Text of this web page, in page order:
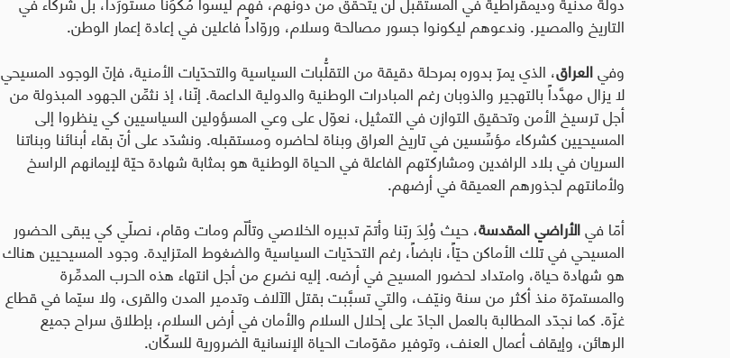
التاريخ والمصير. وندعوهمليكونوا جسور مصالحة وسلام، وروّاداً فاعلين في إعادة إعمار الوطن.
وفيالعراق، الذي يمرّ بدوره بمرحلة دقيقة من التقلُّبات السياسية والتحدّيات الأمنية، فإنّ الوجود المسيحي
لا يزال مهدَّداً بالتهجير والذوبان رغم المبادرات الوطنية والدولية الداعمة. إنّنا، إذ نثمِّن الجهود المبذولة من
أجل ترسيخ الأمن وتحقيق التوازن في التمثيل، نعوّل على وعي المسؤولين السياسيين كي ينظروا إلى
المسيحيين كشركاء مؤسِّسين في تاريخ العراق وبناة لحاضره ومستقبله. ونشدّد على أنّ بقاء أبنائنا وبناتنا
السريان في بلاد الرافدين ومشاركتهم الفاعلة في الحياة الوطنية هو بمثابة شهادة حيّة لإيمانهم الراسخ
ولأمانتهم لجذورهم العميقة في أرضهم.
أمّا فيالأراضي المقدسة، حيث وُلِدَ ربّنا وأتمّ تدبيره الخلاصي وتألّم ومات وقام، نصلّي كي يبقى الحضور
المسيحي في تلك الأماكن حيّاً، نابضاً، رغم التحدّيات السياسية والضغوط المتزايدة. وجود المسيحيين هناك
هو شهادة حياة، وامتداد لحضور المسيح في أرضه. إليه نضرع من أجل انتهاء هذه الحرب المدمِّرة
والمستمرّة منذ أكثر من سنة ونيّف، والتي تسبَّبت بقتل الآلاف وتدمير المدن والقرى، ولا سيّما في قطاع
غزّة. كما نجدّد المطالبة بالعمل الجادّ على إحلال السلام والأمان في أرض السلام، بإطلاق سراح جميع
الرهائن، وإيقاف أعمال العنف، وتوفير مقوّمات الحياة الإنسانية الضرورية للسكّان.